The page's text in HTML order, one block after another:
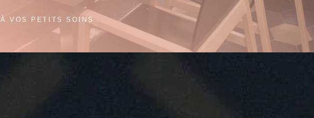
À VOS PETITS SOINS...